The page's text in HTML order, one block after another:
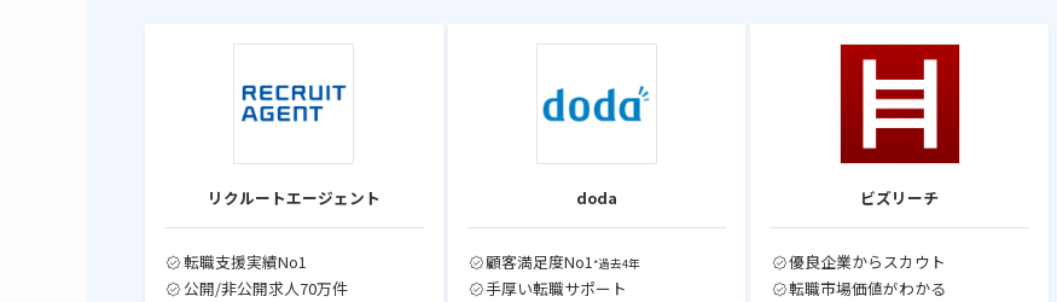
リクルートエージェント
転職支援実績No1
公開/非公開求人70万件
doda
顧客満足度No1*過去4年
手厚い転職サポート
ビズリーチ
優良企業からスカウト
転職市場価値がわかる